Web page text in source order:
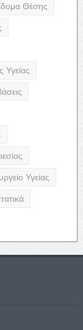
Θέσης
Υγείας